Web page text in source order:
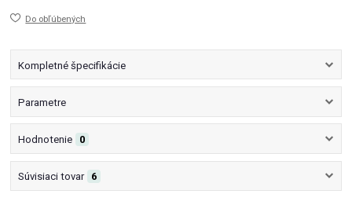
Do obľúbených
Kompletné špecifikácie
Parametre
Hodnotenie 0
Súvisiaci tovar 6